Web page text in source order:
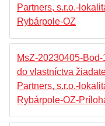
Partners, s.r.o.-
Rybárpole-OZ
MsZ-20230405-
do vlastníctva
Partners, s.r.o.-
Rybárpole-OZ-